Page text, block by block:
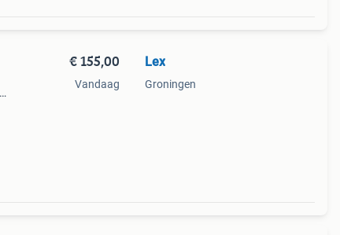
€ 155,00
Vandaag
Lex
Groningen